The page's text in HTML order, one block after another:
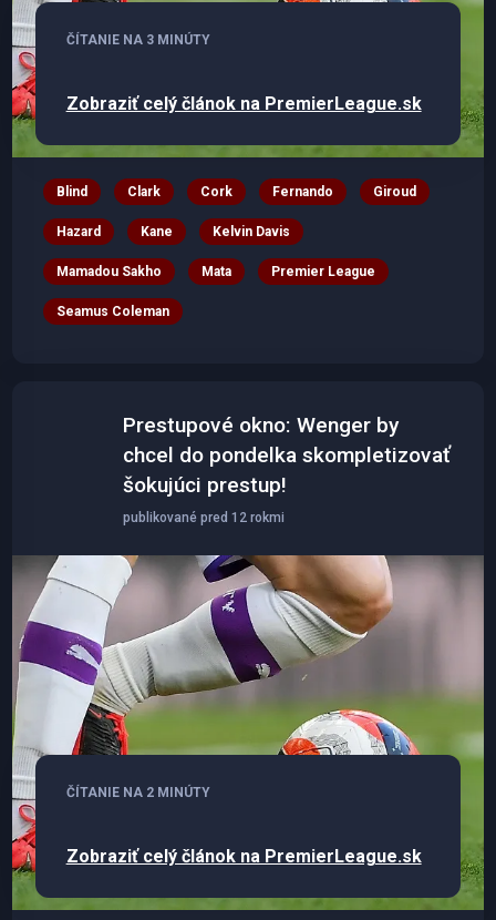
ČÍTANIE NA 3 MINÚTY
Zobraziť celý článok na PremierLeague.sk
Blind Clark Cork Fernando Giroud
Hazard Kane Kelvin Davis
Mamadou Sakho Mata Premier League
Seamus Coleman
Prestupové okno: Wenger by
chcel do pondelka skompletizovať
šokujúci prestup!
publikované pred 12 rokmi
ČÍTANIE NA 2 MINÚTY
Zobraziť celý článok na PremierLeague.sk